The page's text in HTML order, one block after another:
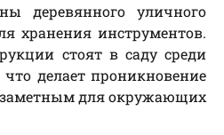
деревянного уличного
хранения инструментов.
стоят в саду среди
что делает проникновение
для окружающих